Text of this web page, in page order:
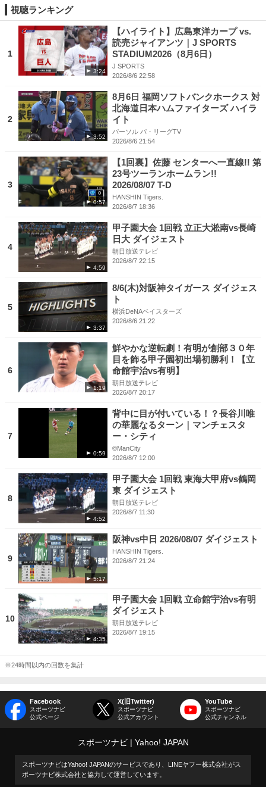
視聴ランキング
1
3:24
【ハイライト】広島東洋カープ vs.
読売ジャイアンツ｜J SPORTS
STADIUM2026（8月6日）
J SPORTS
2026/8/6 22:58
2
3:52
8月6日 福岡ソフトバンクホークス 対
北海道日本ハムファイターズ ハイラ
イト
パーソル パ・リーグTV
2026/8/6 21:54
3
0:57
【1回裏】佐藤 センターへ一直線!! 第
23号ツーランホームラン!!
2026/08/07 T-D
HANSHIN Tigers.
2026/8/7 18:36
4
4:59
甲子園大会 1回戦 立正大淞南vs長崎
日大 ダイジェスト
朝日放送テレビ
2026/8/7 22:15
5
3:37
8/6(木)対阪神タイガース ダイジェス
ト
横浜DeNAベイスターズ
2026/8/6 21:22
6
1:19
鮮やかな逆転劇！有明が創部３０年
目を飾る甲子園初出場初勝利！【立
命館宇治vs有明】
朝日放送テレビ
2026/8/7 20:17
7
0:59
背中に目が付いている！？長谷川唯
の華麗なるターン｜マンチェスタ
ー・シティ
©ManCity
2026/8/7 12:00
8
4:52
甲子園大会 1回戦 東海大甲府vs鶴岡
東 ダイジェスト
朝日放送テレビ
2026/8/7 11:30
9
5:17
阪神vs中日 2026/08/07 ダイジェスト
HANSHIN Tigers.
2026/8/7 21:24
10
4:35
甲子園大会 1回戦 立命館宇治vs有明
ダイジェスト
朝日放送テレビ
2026/8/7 19:15
※24時間以内の回数を集計
Facebook
スポーツナビ
公式ページ
X(旧Twitter)
スポーツナビ
公式アカウント
YouTube
スポーツナビ
公式チャンネル
スポーツナビ Yahoo! JAPAN
スポーツナビはYahoo! JAPANのサービスであり、LINEヤフー株式会社がス
ポーツナビ株式会社と協力して運営しています。